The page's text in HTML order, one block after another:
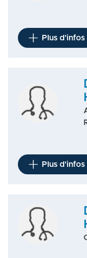
Plus d'infos
Plus d'infos